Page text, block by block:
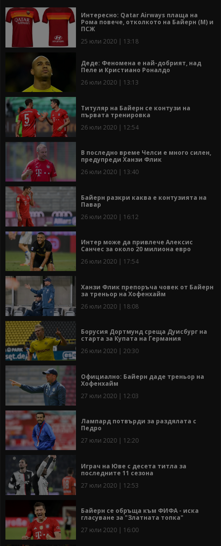
Интересно: Qatar Airways плаща на
Рома повече, отколкото на Байерн (М) и
ПСЖ
25 юли 2020 | 13:18
Деде: Феномена е най-добрият, над
Пеле и Кристиано Роналдо
26 юли 2020 | 13:13
Титуляр на Байерн се контузи на
първата тренировка
26 юли 2020 | 12:54
В последно време Челси е много силен,
предупреди Ханзи Флик
26 юли 2020 | 13:40
Байерн разкри каква е контузията на
Павар
26 юли 2020 | 16:12
Интер може да привлече Алексис
Санчес за около 20 милиона евро
26 юли 2020 | 17:54
Ханзи Флик препоръча човек от Байерн
за треньор на Хофенхайм
26 юли 2020 | 18:08
Борусия Дортмунд среща Дуисбург на
старта за Купата на Германия
26 юли 2020 | 20:30
Официално: Байерн даде треньор на
Хофенхайм
27 юли 2020 | 12:03
Лампард потвърди за раздялата с
Педро
27 юли 2020 | 12:20
Играч на Юве с десета титла за
последните 11 сезона
27 юли 2020 | 12:53
Байерн се обръща към ФИФА - иска
гласуване за "Златната топка"
27 юли 2020 | 16:00